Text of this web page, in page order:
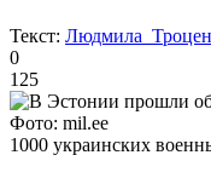
Текст: Людмила
0
125
Фото: mil.ee
1000 украинских